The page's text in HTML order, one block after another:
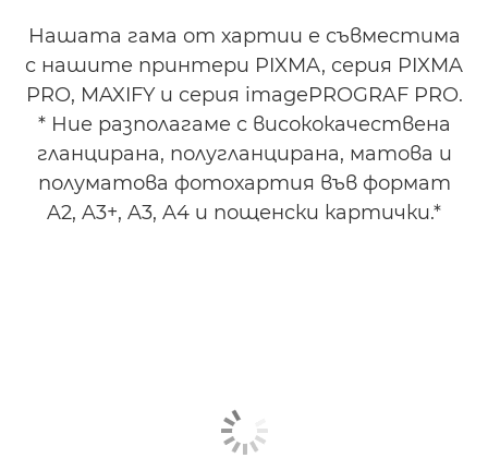
СНИМКИ У ДОМА
ТВОРЧЕСКИ ПРОЕКТИ
МАСТИЛО
Нашата гама от хартии е съвместима
с нашите принтери PIXMA, серия PIXMA
PRO, MAXIFY и серия imagePROGRAF PRO.
* Ние разполагаме с висококачествена
гланцирана, полугланцирана, матова и
полуматова фотохартия във формат
A2, A3+, A3, A4 и пощенски картички.*